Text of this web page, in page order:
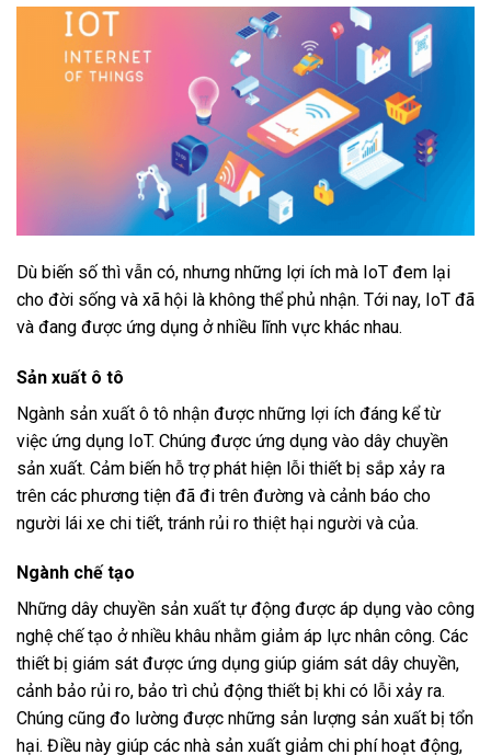
Dù biến số thì vẫn có, nhưng những lợi ích mà IoT đem lại
cho đời sống và xã hội là không thể phủ nhận. Tới nay, IoT đã
và đang được ứng dụng ở nhiều lĩnh vực khác nhau.
Sản xuất ô tô
Ngành sản xuất ô tô nhận được những lợi ích đáng kể từ
việc ứng dụng IoT. Chúng được ứng dụng vào dây chuyền
sản xuất. Cảm biến hỗ trợ phát hiện lỗi thiết bị sắp xảy ra
trên các phương tiện đã đi trên đường và cảnh báo cho
người lái xe chi tiết, tránh rủi ro thiệt hại người và của.
Ngành chế tạo
Những dây chuyền sản xuất tự động được áp dụng vào công
nghệ chế tạo ở nhiều khâu nhằm giảm áp lực nhân công. Các
thiết bị giám sát được ứng dụng giúp giám sát dây chuyền,
cảnh bảo rủi ro, bảo trì chủ động thiết bị khi có lỗi xảy ra.
Chúng cũng đo lường được những sản lượng sản xuất bị tổn
hại. Điều này giúp các nhà sản xuất giảm chi phí hoạt động,